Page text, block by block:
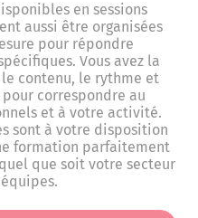
en sessions
aussi être organisées
pour répondre
Vous avez la
contenu, le rythme et
correspondre au
et à votre activité.
sont à votre disposition
formation parfaitement
que soit votre secteur